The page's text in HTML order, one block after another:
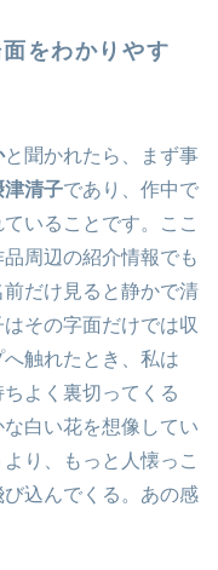
をわかりやす
と聞かれたら、まず事
津清子であり、作中で
いることです。ここ
周辺の紹介情報でも
だけ見ると静かで清
その字面だけでは収
触れたとき、私は
よく裏切ってくる
白い花を想像してい
り、もっと人懐っこ
込んでくる。あの感